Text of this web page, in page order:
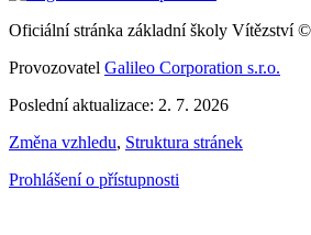
Oficiální stránka základní školy Vítězství
Provozovatel Galileo Corporation s.r.o.
Poslední aktualizace: 2. 7. 2026
Změna vzhledu, Struktura stránek
Prohlášení o přístupnosti